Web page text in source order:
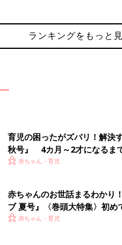
なる原因には、主にプリン体
性があるのか、それぞれ解説
多い食材とは
プリン体は鶏や豚、牛のレバ
物性食品に多く含まれています
多い食材（食材100g中のプリ
ランキングをもっと
育児の困ったがズバリ！解決
秋号』 4カ月～2才になるま
いっぱい！
赤ちゃん・育児
赤ちゃんのお世話まるわかり
ブ 夏号』〈巻頭大特集〉初め
く！ おっぱい・ミルクの基本
赤ちゃん・育児